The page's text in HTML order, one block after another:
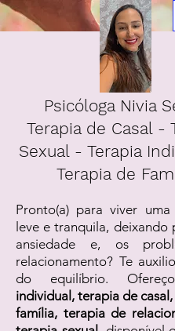
Psicóloga Nivia
Terapia de Casal -
Sexual - Terapia
Terapia de
Pronto(a) para viver
leve e tranquila, deixando
ansiedade e, os
relacionamento? Te
do equilíbrio.
individual, terapia de
família, terapia de